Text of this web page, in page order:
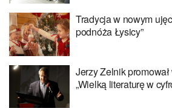
Tradycja w nowym
podnóża Łysicy”
Jerzy Zelnik
„Wielką literaturę w